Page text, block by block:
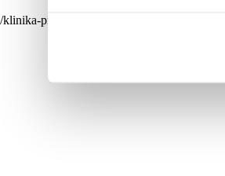
pneumologie-a-ftizeologie/